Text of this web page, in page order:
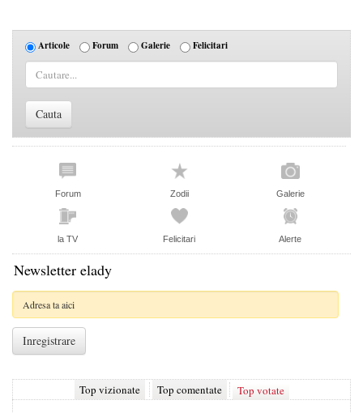
Articole Forum Galerie Felicitari
Forum Zodii Galerie
la TV Felicitari Alerte
Newsletter elady
Top vizionate Top comentate Top votate